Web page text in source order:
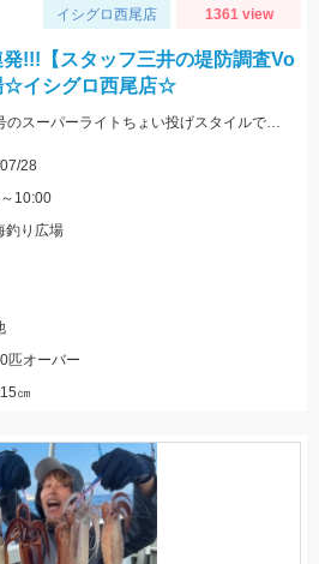
イシグロ西尾店 1361 view
!!!【スタッフ三井の堤防調査Vo
☆イシグロ西尾店☆
アジングタックルでオモリ1.5号のスーパーライトちょい投げスタイルでハゼ狙ってきました！！アタリ連発で良型の連掛けもあり、短時間で30匹オーバーの釣果！！エサはアピール抜群のGOLDイソメ☆彡
28
10:00
釣り広場
匹オーバー
㎝